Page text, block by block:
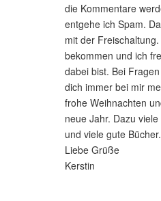
die Kommentare
entgehe ich Spam.
mit der
bekommen und ich
dabei bist. Bei
dich immer bei mir
frohe Weihnachten
neue Jahr. Dazu
und viele gute Bücher.
Liebe Grüße
Kerstin